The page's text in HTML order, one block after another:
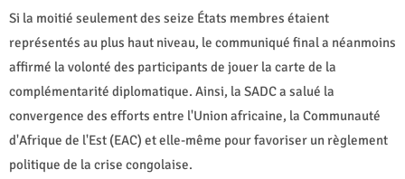
Si la moitié seulement des seize États membres étaient
représentés au plus haut niveau, le communiqué final a néanmoins
affirmé la volonté des participants de jouer la carte de la
complémentarité diplomatique. Ainsi, la SADC a salué la
convergence des efforts entre l'Union africaine, la Communauté
d'Afrique de l'Est (EAC) et elle-même pour favoriser un règlement
politique de la crise congolaise.